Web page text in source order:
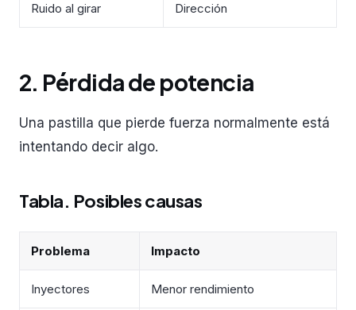
Ruido al girar Dirección
2. Pérdida de potencia
Una pastilla que pierde fuerza normalmente está
intentando decir algo.
Tabla. Posibles causas
Problema Impacto
Inyectores Menor rendimiento